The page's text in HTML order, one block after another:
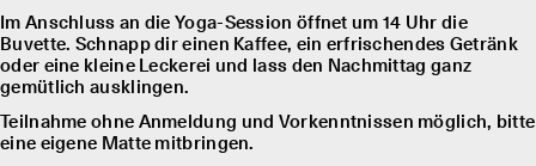
Im Anschluss an die Yoga-Session öffnet um 14 Uhr die
Buvette. Schnapp dir einen Kaffee, ein erfrischendes Getränk
oder eine kleine Leckerei und lass den Nachmittag ganz
gemütlich ausklingen.
Teilnahme ohne Anmeldung und Vorkenntnissen möglich, bitte
eine eigene Matte mitbringen.